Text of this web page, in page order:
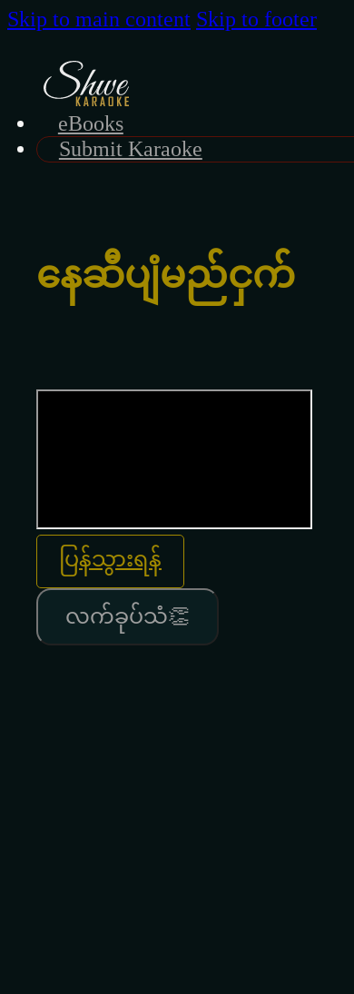
Skip to main content Skip to footer
eBooks
Submit Karaoke
နေဆီပျံမည်ငှက်
ပြန်သွားရန်
လက်ခုပ်သံ👏